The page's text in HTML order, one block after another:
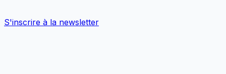
S'inscrire à la newsletter